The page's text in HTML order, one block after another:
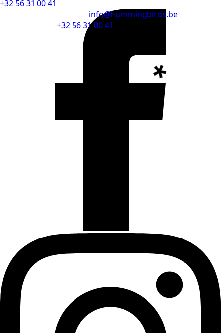
info@hummingbirds.be
+32 56 31 00 41
+32 56 31 00 41